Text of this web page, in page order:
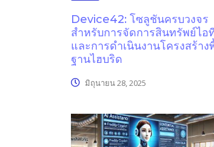
Device42: โซลูชันครบวงจร
สำหรับการจัดการสินทรัพย์ไอ
และการดำเนินงานโครงสร้าง
ฐานไฮบริด
มิถุนายน 28, 2025